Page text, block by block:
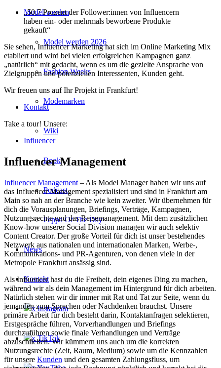
Model werden
Model werden 2026
Fashion Weeks
Modemarken
Wiki
Book
Podcast
Peppa Of The Day
News
Kontakt
x Instagram
x TikTok
„50,7 Prozent der Follower:innen von Influencern
haben ein- oder mehrmals beworbene Produkte
gekauft“
Sie sehen, Influencer Marketing hat sich im Online Marketing Mix
etabliert und wird bei vielen erfolgreichen Kampagnen ganz
„natürlich“ mit gedacht, wenn es um die gezielte Ansprache von
Zielgruppen und potenziellen Interessenten, Kunden geht.
Wir freuen uns auf Ihr Projekt in Frankfurt!
Kontakt
Take a tour! Unsere:
Influencer
Influencer Management
Influencer Management – Als Model Manager haben wir uns auf
das Influencer Management spezialisiert und sind in Frankfurt am
Main so nah an der Branche wie kein zweiter. Wir übernehmen für
dich die Vorausplanungen, Briefings, Verträge, Kampagnen,
Nutzungsrechte und das Reisemanagement. Mit dem zusätzlichen
Know-how unserer Social Division managen wir auch selektiv
Content Creator. Der große Vorteil für dich ist unser bestehendes
Netzwerk aus nationalen und internationalen Marken, Werbe-,
Kommunikations- und PR-Agenturen, von denen viele in der
Metropole Frankfurt ansässig sind.
Als Influencer hast du die Freiheit, dein eigenes Ding zu machen,
während wir als dein Management im Hintergrund für dich arbeiten.
Natürlich stehen wir dir immer mit Rat und Tat zur Seite, wenn du
jemanden zum Sprechen oder Nachdenken brauchst. Unsere
primäre Arbeit für dich besteht darin, Kontaktanfragen selektieren,
Erstgespräche führen, Vorverhandlungen und Briefings
durchzuführen sowie finale Verhandlungen und Verträge
abzuschließen. Wir kümmern uns auch um die korrekten
Nutzungsrechte (Zeit, Raum, Medium) sowie um die Kennzahlen
für unsere Kunden und den gesamten Zahlungsfluss, um